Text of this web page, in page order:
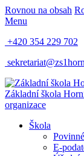
Rovnou na obsah
Menu
+420 354 229 702
Základní škola
organizace
Škola
E-